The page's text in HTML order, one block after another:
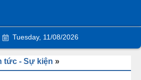
Tuesday, 11/08/2026
tức - Sự kiện »